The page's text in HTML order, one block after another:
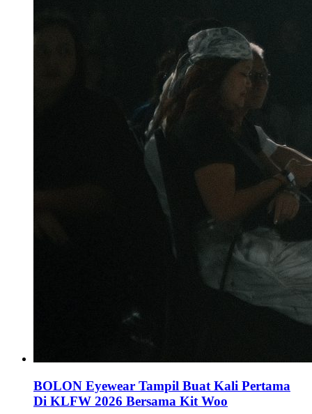
BOLON Eyewear Tampil Buat Kali Pertama
Di KLFW 2026 Bersama Kit Woo